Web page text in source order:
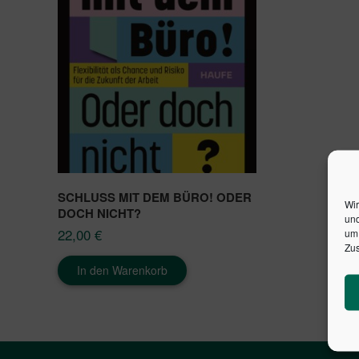
SCHLUSS MIT DEM BÜRO! ODER
DOCH NICHT?
22,00 €
In den Warenkorb